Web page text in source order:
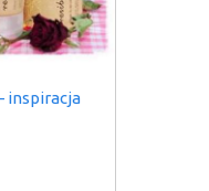
inspiracja